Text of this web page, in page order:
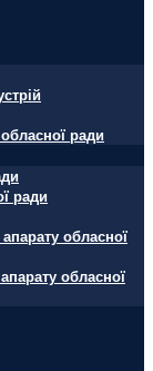
ради
ради
обласної
обласної